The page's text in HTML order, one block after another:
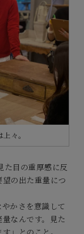
々。
た目の重厚感に反
の出た重量につ
かさを意識して
なんです。見た